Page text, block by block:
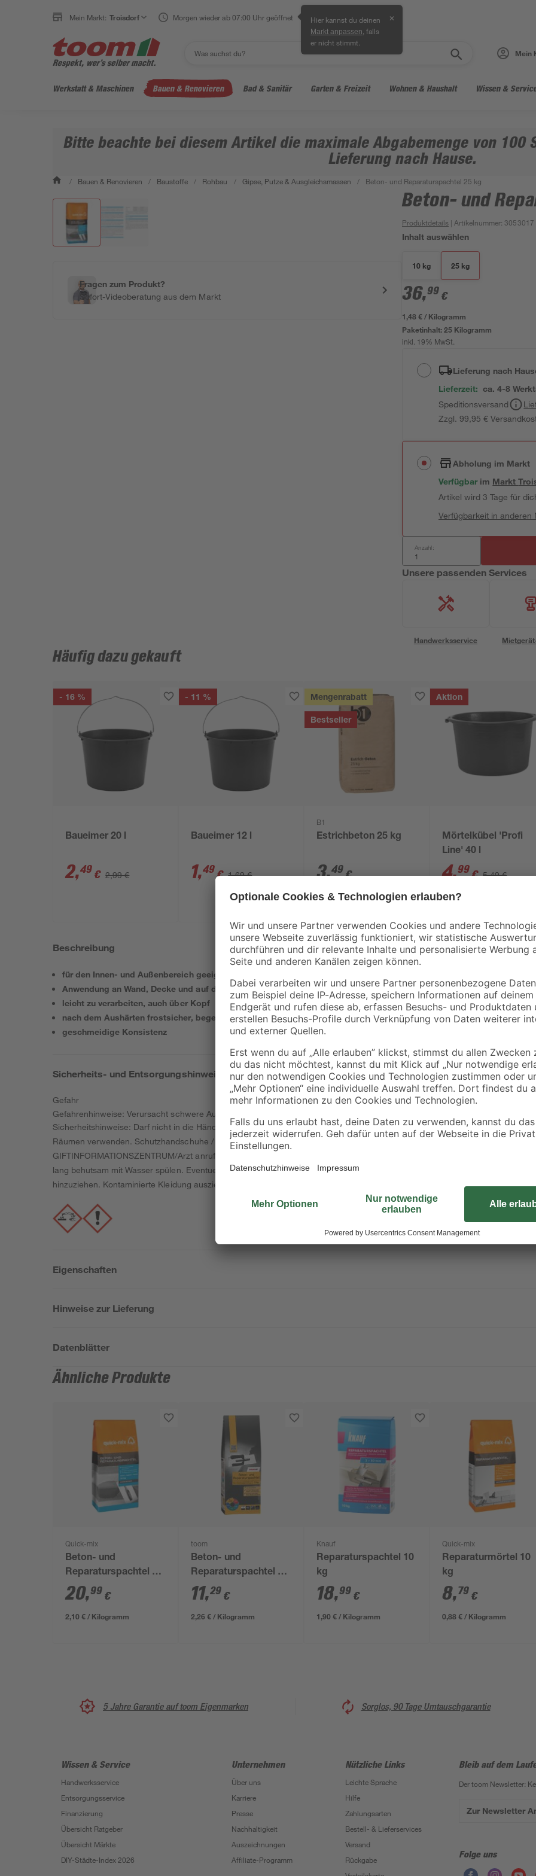
Mein Markt: Troisdorf Morgen wieder ab 07:00 Uhr geöffnet Hier kannst du deinen
Markt anpassen , falls
er nicht stimmt.
✕
Mein
Werkstatt & Maschinen Bauen & Renovieren Bad & Sanitär Garten & Freizeit Wohnen & Haushalt Wissen &
Bitte beachte bei diesem Artikel die maximale Abgabemenge von 100
Lieferung nach Hause.
/ Bauen & Renovieren / Baustoffe / Rohbau / Gipse, Putze & Ausgleichsmassen / Beton- und Reparaturspachtel 25 kg
Fragen zum Produkt?
Sofort-Videoberatung aus dem Markt
Beton- und
Produktdetails | Artikelnummer:3053017
Inhalt auswählen
10 kg 25 kg
36,99 €
1,48 € / Kilogramm
Paketinhalt:25 Kilogramm
inkl. 19% MwSt.
Lieferung nach
Lieferzeit: ca. 4-8
Speditionsversand
Zzgl. 99,95 €
Abholung im Markt
Verfügbar im Markt
Artikel wird 3 Tage für
Verfügbarkeit in anderen
Anzahl:
Unsere passenden Services
Handwerksservice
Häufig dazu gekauft
- 16 %
Baueimer 20 l
2,49 € 2,99 €
- 11 %
Baueimer 12 l
1,49 € 1,69 €
Mengenrabatt
Bestseller
B1
Estrichbeton 25 kg
3,49 €
0,14 € / Kilogramm
Aktion
Mörtelkübel 'Profi
Line' 40 l
4,99 € 5,49 €
Beschreibung
für den Innen- und Außenbereich geeignet
Anwendung an Wand, Decke und auf dem Boden
leicht zu verarbeiten, auch über Kopf
nach dem Aushärten frostsicher, begeh- und befahrbar
geschmeidige Konsistenz
Suchst du nach einem
Spachtelmasse von Quick-mix
kleineren Sanierungsarbeiten
Untergründen nutzen kannst.
zwischen 5 und 30 °C liegt. Ist
Sicherheits- und Entsorgungshinweise
Gefahr
Gefahrenhinweise: Verursacht schwere Augenschäden. Verursacht Hautreizungen. Kann die Atemwege reizen.
Sicherheitshinweise: Darf nicht in die Hände von Kindern gelangen. Einatmen von Staub / Rauch / Gas / Nebel / Dampf /
Räumen verwenden. Schutzhandschuhe / Schutzkleidung / Augenschutz / Gesichtsschutz tragen. Bei Kontakt mit der Haut:
GIFTINFORMATIONSZENTRUM/Arzt anrufenBei Einatmen: Die Person an die frische Luft bringen und für ungehinderte
lang behutsam mit Wasser spülen. Eventuell vorhandene Kontaktlinsen nach Möglichkeit entfernen. Weiter spülen. Bei
hinzuziehen. Kontaminierte Kleidung ausziehen und vor erneutem Tragen waschen.
Eigenschaften
Hinweise zur Lieferung
Datenblätter
Ähnliche Produkte
Quick-mix
Beton- und
Reparaturspachtel 10
kg
20,99 €
2,10 € / Kilogramm
toom
Beton- und
Reparaturspachtel 5
kg
11,29 €
2,26 € / Kilogramm
Knauf
Reparaturspachtel 10
kg
18,99 €
1,90 € / Kilogramm
Quick-mix
Reparaturmörtel 10
kg
8,79 €
0,88 € / Kilogramm
5 Jahre Garantie auf toom Eigenmarken Sorglos, 90 Tage Umtauschgarantie
Wissen & Service
Handwerksservice
Entsorgungsservice
Finanzierung
Übersicht Ratgeber
Übersicht Märkte
DIY-Städte-Index 2026
Unternehmen
Über uns
Karriere
Presse
Nachhaltigkeit
Auszeichnungen
Affiliate-Programm
Nützliche Links
Leichte Sprache
Hilfe
Zahlungsarten
Bestell- & Lieferservices
Versand
Rückgabe
Bleib auf dem
Der toom Newsletter:
Zur Newsletter
Folge uns